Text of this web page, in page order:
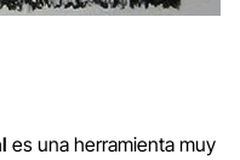
es una herramienta muy